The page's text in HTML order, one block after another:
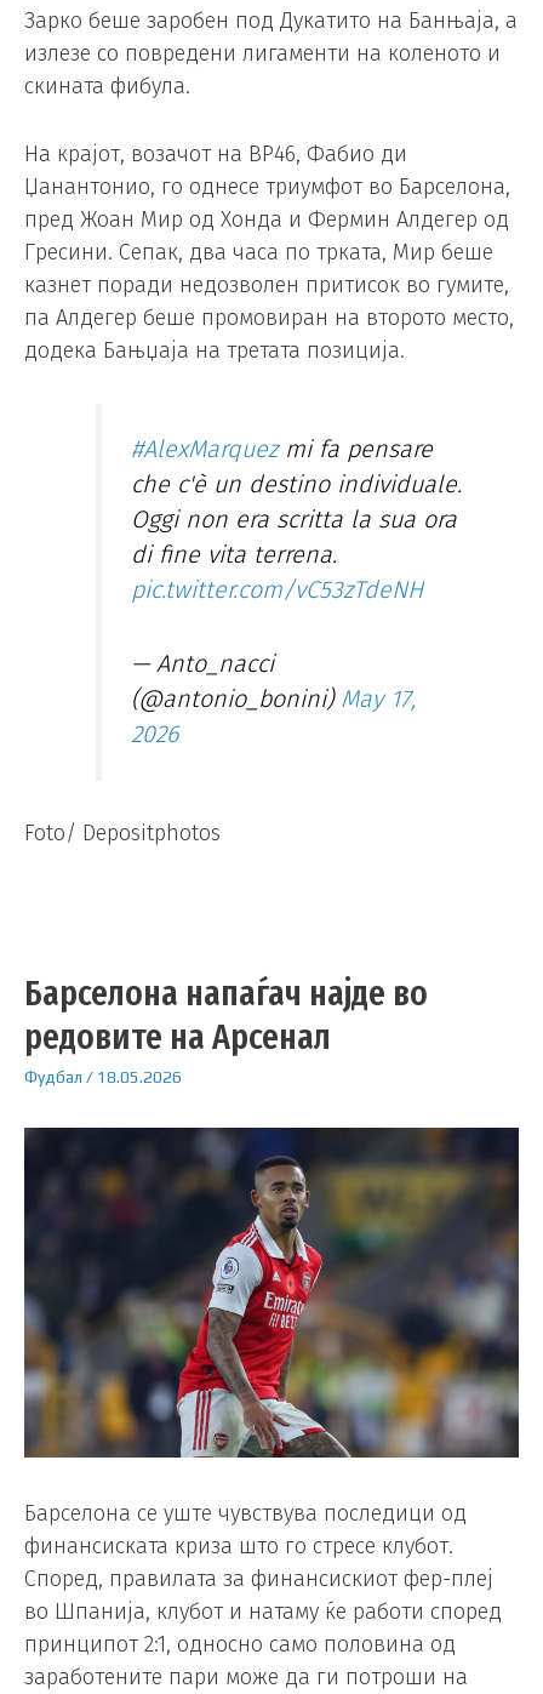
Зарко беше заробен под Дукатито на Банњаја, а
излезе со повредени лигаменти на коленото и
скината фибула.
На крајот, возачот на ВР46, Фабио ди
Џанантонио, го однесе триумфот во Барселона,
пред Жоан Мир од Хонда и Фермин Алдегер од
Гресини. Сепак, два часа по трката, Мир беше
казнет поради недозволен притисок во гумите,
па Алдегер беше промовиран на второто место,
додека Бањџаја на третата позиција.
#AlexMarquezmi fa pensare
che c'è un destino individuale.
Oggi non era scritta la sua ora
di fine vita terrena.
pic.twitter.com/vC53zTdeNH
— Anto_nacci
(@antonio_bonini) May 17,
2026
Foto/ Depositphotos
Барселона напаѓач најде во
редовите на Арсенал
Фудбал / 18.05.2026
Барселона се уште чувствува последици од
финансиската криза што го стресе клубот.
Според, правилата за финансискиот фер-плеј
во Шпанија, клубот и натаму ќе работи според
принципот 2:1, односно само половина од
заработените пари може да ги потроши на